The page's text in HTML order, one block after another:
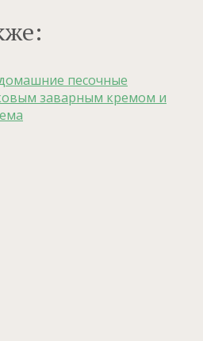
песочные
заварным кремом и